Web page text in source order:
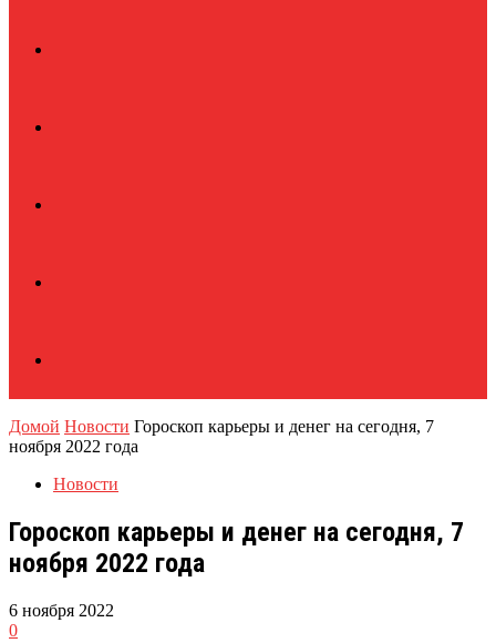
Домой Новости Гороскоп карьеры и денег на сегодня, 7
ноября 2022 года
Новости
Гороскоп карьеры и денег на сегодня, 7
ноября 2022 года
6 ноября 2022
0